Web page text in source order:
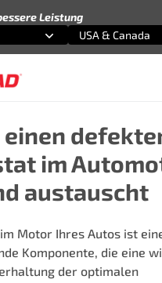
Leistung
USA & Canada
einen
im
austauscht
Motor Ihres Autos ist
Komponente, die eine
der optimalen